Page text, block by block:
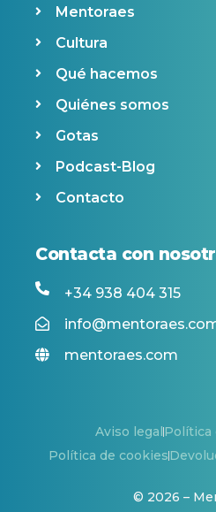
Mentoraes
Cultura
Qué hacemos
Quiénes somos
Gotas
Podcast-Blog
Contacto
Contacta con
+34 938 404 315
mentoraes.com
Aviso legalPolítica
Política de cookies
© 2026 –